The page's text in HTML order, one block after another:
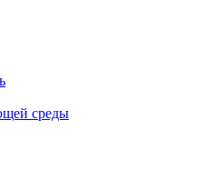
среды